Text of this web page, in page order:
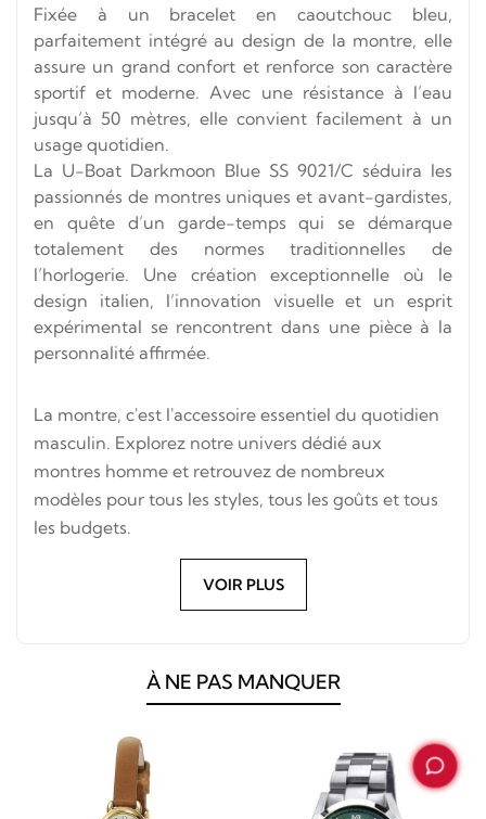
Fixée à un bracelet en caoutchouc bleu,
parfaitement intégré au design de la montre, elle
assure un grand confort et renforce son caractère
sportif et moderne. Avec une résistance à l’eau
jusqu’à 50 mètres, elle convient facilement à un
usage quotidien.
La U-Boat Darkmoon Blue SS 9021/C séduira les
passionnés de montres uniques et avant-gardistes,
en quête d’un garde-temps qui se démarque
totalement des normes traditionnelles de
l’horlogerie. Une création exceptionnelle où le
design italien, l’innovation visuelle et un esprit
expérimental se rencontrent dans une pièce à la
personnalité affirmée.
La montre, c'est l'accessoire essentiel du quotidien
masculin. Explorez notre univers dédié aux
montres homme et retrouvez de nombreux
modèles pour tous les styles, tous les goûts et tous
les budgets.
VOIR PLUS
À NE PAS MANQUER